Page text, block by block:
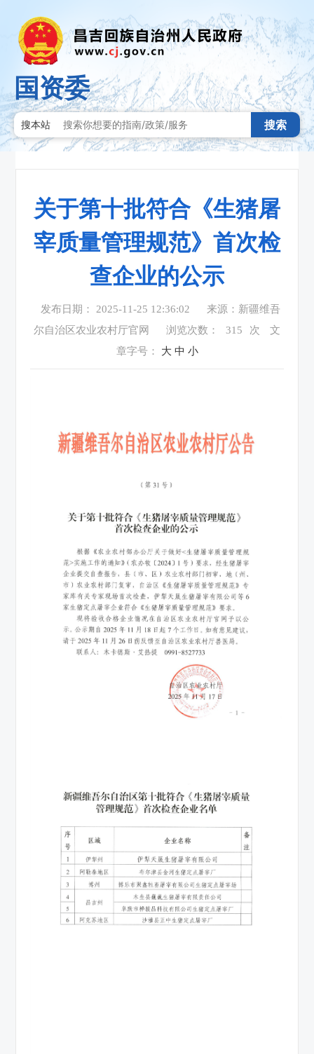
国资委
搜本站 搜索
关于第十批符合《生猪屠
宰质量管理规范》首次检
查企业的公示
发布日期： 2025-11-25 12:36:02
来源：新疆维吾
尔自治区农业农村厅官网
浏览次数： 315 次
文
章字号： 大 中 小